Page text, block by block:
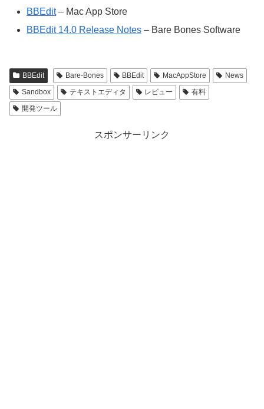
BBEdit– Mac App Store
BBEdit 14.0 Release Notes – Bare Bones Software
BBEdit Bare-Bones BBEdit MacAppStore
News
Sandbox
テキストエディタ レビュー
有料
開発ツール
スポンサーリンク